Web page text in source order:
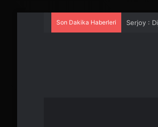
Son Dakika Haberleri UETDS